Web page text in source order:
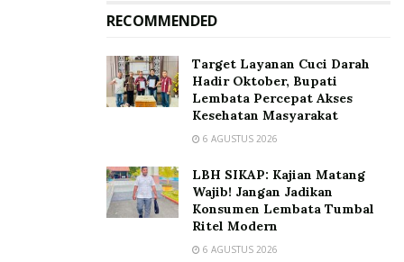
signifikan bagi pertumbuhan ekonomi dan menjawab
ini.” Harap Donatus
Alexander Bala Tifaona
Badan Riset dan Inovasi Nasional (BRIN)
Kabupaten Lembata
Malapari
PT. Hira Lembata Sejahtera
PT. Radian Utama Interinsco TBK
RECOMMENDED
Target Layanan Cuci Darah
Hadir Oktober, Bupati
Lembata Percepat Akses
Kesehatan Masyarakat
6 AGUSTUS 2026
LBH SIKAP: Kajian Matang
Wajib! Jangan Jadikan
Konsumen Lembata Tumbal
Ritel Modern
6 AGUSTUS 2026